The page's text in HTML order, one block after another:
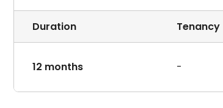
Duration Tenancy
12 months -